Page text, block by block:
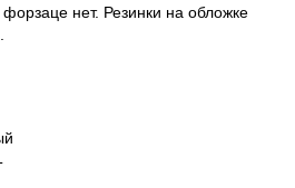
нет. Резинки на обложке